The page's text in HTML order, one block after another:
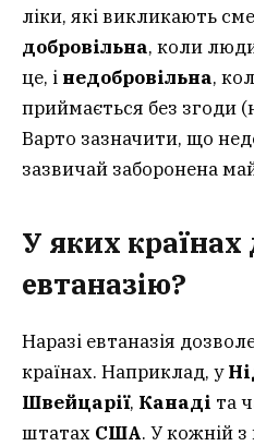
ліки, які викликають
добровільна, коли
це, і недобровільна,
приймається без згоди
Варто зазначити, що
зазвичай заборонена
У яких країнах
евтаназію?
Наразі евтаназія
країнах. Наприклад, у
Швейцарії, Канаді та
штатах США. У кожній з